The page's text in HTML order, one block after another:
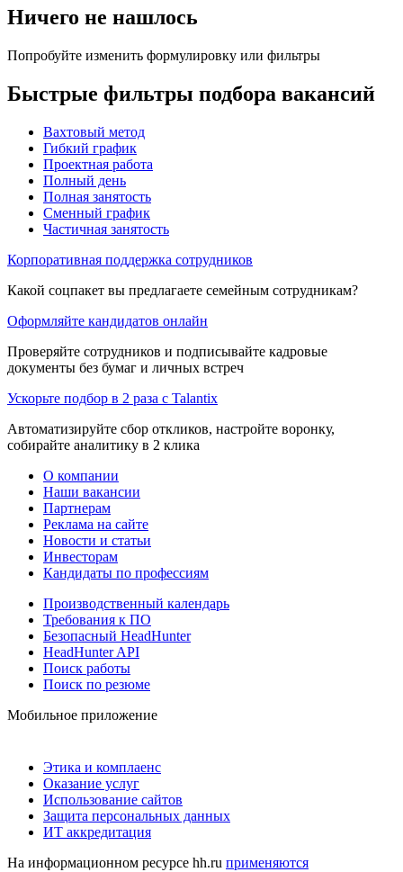
Ничего не нашлось
Попробуйте изменить формулировку или фильтры
Быстрые фильтры подбора вакансий
Вахтовый метод
Гибкий график
Проектная работа
Полный день
Полная занятость
Сменный график
Частичная занятость
Корпоративная поддержка сотрудников
Какой соцпакет вы предлагаете семейным сотрудникам?
Оформляйте кандидатов онлайн
Проверяйте сотрудников и подписывайте кадровые
документы без бумаг и личных встреч
Ускорьте подбор в 2 раза с Talantix
Автоматизируйте сбор откликов, настройте воронку,
собирайте аналитику в 2 клика
О компании
Наши вакансии
Партнерам
Реклама на сайте
Новости и статьи
Инвесторам
Кандидаты по профессиям
Производственный календарь
Требования к ПО
Безопасный HeadHunter
HeadHunter API
Поиск работы
Поиск по резюме
Мобильное приложение
Этика и комплаенс
Оказание услуг
Использование сайтов
Защита персональных данных
ИТ аккредитация
На информационном ресурсе hh.ru применяются